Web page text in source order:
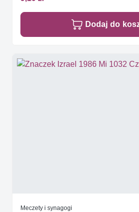
Dodaj do
Meczety i synagogi